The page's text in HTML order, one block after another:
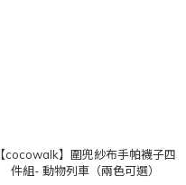
【cocowalk】圍兜紗布手帕襪子四
件組- 動物列車（兩色可選）